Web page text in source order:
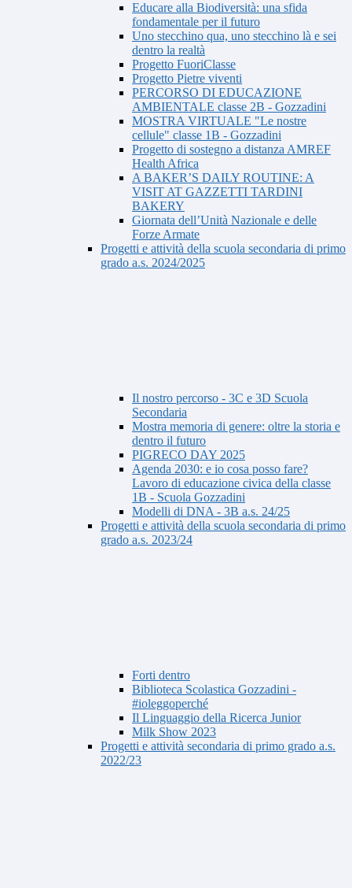
Educare alla Biodiversità: una sfida
fondamentale per il futuro
Uno stecchino qua, uno stecchino là e sei
dentro la realtà
Progetto FuoriClasse
Progetto Pietre viventi
PERCORSO DI EDUCAZIONE
AMBIENTALE classe 2B - Gozzadini
MOSTRA VIRTUALE "Le nostre
cellule" classe 1B - Gozzadini
Progetto di sostegno a distanza AMREF
Health Africa
A BAKER’S DAILY ROUTINE: A
VISIT AT GAZZETTI TARDINI
BAKERY
Giornata dell’Unità Nazionale e delle
Forze Armate
Progetti e attività della scuola secondaria di primo
grado a.s. 2024/2025
Il nostro percorso - 3C e 3D Scuola
Secondaria
Mostra memoria di genere: oltre la storia e
dentro il futuro
PIGRECO DAY 2025
Agenda 2030: e io cosa posso fare?
Lavoro di educazione civica della classe
1B - Scuola Gozzadini
Modelli di DNA - 3B a.s. 24/25
Progetti e attività della scuola secondaria di primo
grado a.s. 2023/24
Forti dentro
Biblioteca Scolastica Gozzadini -
#ioleggoperché
Il Linguaggio della Ricerca Junior
Milk Show 2023
Progetti e attività secondaria di primo grado a.s.
2022/23